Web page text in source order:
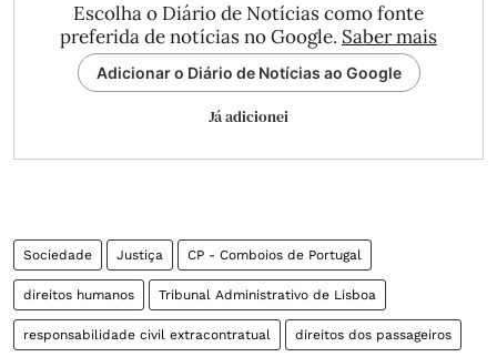
Escolha o Diário de Notícias como fonte
preferida de notícias no Google. Saber mais
Adicionar o Diário de Notícias ao Google
Já adicionei
Sociedade Justiça CP - Comboios de Portugal
direitos humanos Tribunal Administrativo de Lisboa
responsabilidade civil extracontratual direitos dos passageiros